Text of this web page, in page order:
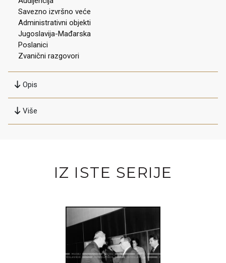
Savezno izvršno veće
Administrativni objekti
Jugoslavija-Mađarska
Poslanici
Zvanični razgovori
Opis
Više
IZ ISTE SERIJE